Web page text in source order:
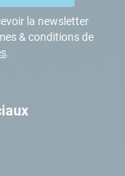
la newsletter
& conditions de
.